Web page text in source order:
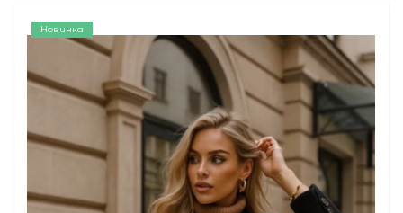
Новинка